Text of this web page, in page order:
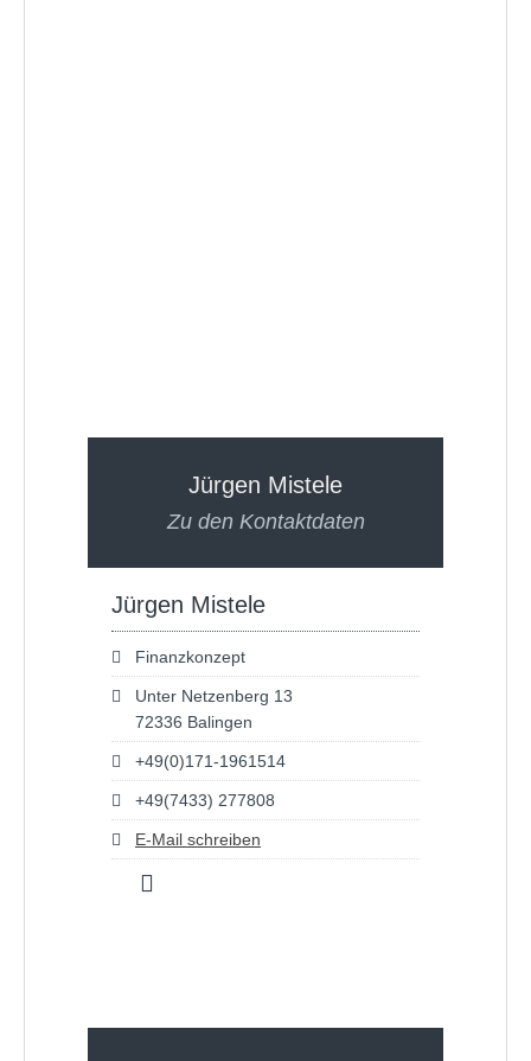
Jürgen Mistele
Zu den Kontaktdaten
Jürgen Mistele
Finanzkonzept
Unter Netzenberg 13
72336 Balingen
+49(0)171-1961514
+49(7433) 277808
E-Mail schreiben